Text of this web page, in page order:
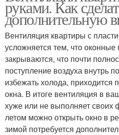
руками. Как
дополнительную
Вентиляция квартиры с
усложняется тем, что
закрываются, что почти
поступление воздуха внутрь
избежать холода, приходится
окна. В итоге вентиляция в
хуже или не выполняет своих
летом можно открыть окно в
зимой потребуется